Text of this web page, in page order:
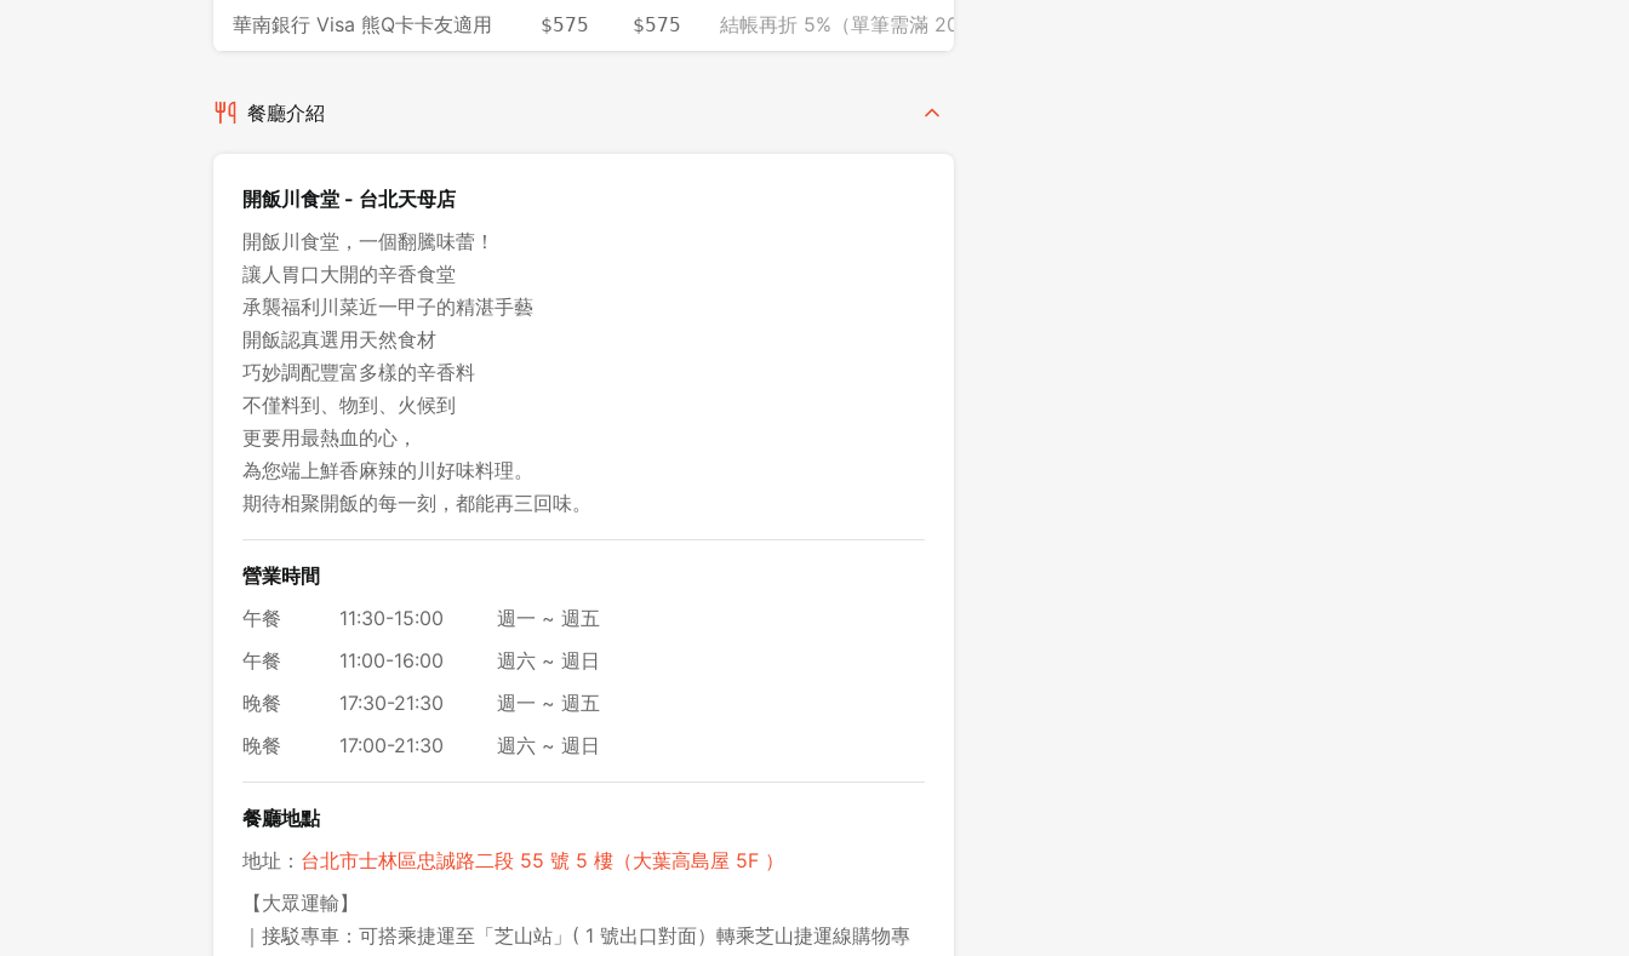
華南銀行 Visa 熊Q卡卡友適用 $575 $575 結帳再折 5%（單筆需滿 2000）
餐廳介紹
開飯川食堂 - 台北天母店
開飯川食堂，一個翻騰味蕾！
讓人胃口大開的辛香食堂
承襲福利川菜近一甲子的精湛手藝
開飯認真選用天然食材
巧妙調配豐富多樣的辛香料
不僅料到、物到、火候到
更要用最熱血的心，
為您端上鮮香麻辣的川好味料理。
期待相聚開飯的每一刻，都能再三回味。
營業時間
午餐
11:30-15:00
週一 ~ 週五
午餐
11:00-16:00
週六 ~ 週日
晚餐
17:30-21:30
週一 ~ 週五
晚餐
17:00-21:30 週六 ~ 週日
餐廳地點
地址： 台北市士林區忠誠路二段 55 號 5 樓（大葉高島屋 5F ）
【大眾運輸】
｜接駁專車：可搭乘捷運至「芝山站」( 1 號出口對面）轉乘芝山捷運線購物專